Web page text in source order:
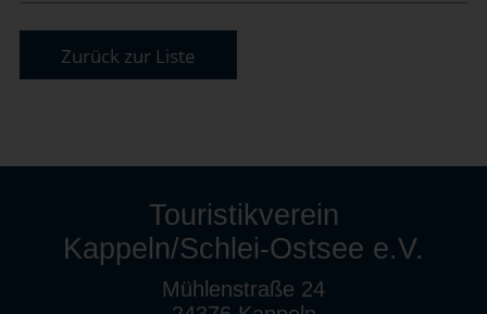
Zurück zur Liste
Touristikverein
Kappeln/Schlei-Ostsee e.V.
Mühlenstraße 24